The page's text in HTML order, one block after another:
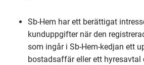
Sb-Hem har ett berättigat
kunduppgifter när den
som ingår i Sb-Hem-kedjan ett
bostadsaffär eller ett hyresavtal